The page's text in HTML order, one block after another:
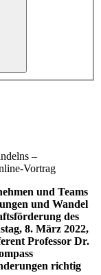
–
Vortrag
und Teams
und Wandel
des
8. März 2022,
Professor Dr.
richtig